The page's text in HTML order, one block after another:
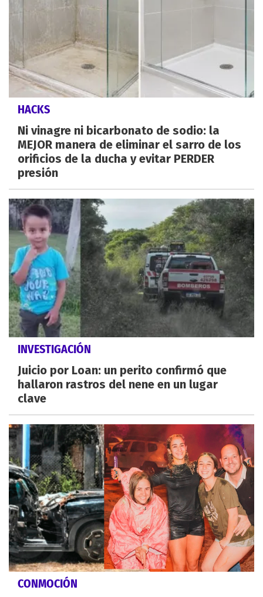
HACKS
Ni vinagre ni bicarbonato de sodio: la
MEJOR manera de eliminar el sarro de los
orificios de la ducha y evitar PERDER
presión
INVESTIGACIÓN
Juicio por Loan: un perito confirmó que
hallaron rastros del nene en un lugar
clave
CONMOCIÓN